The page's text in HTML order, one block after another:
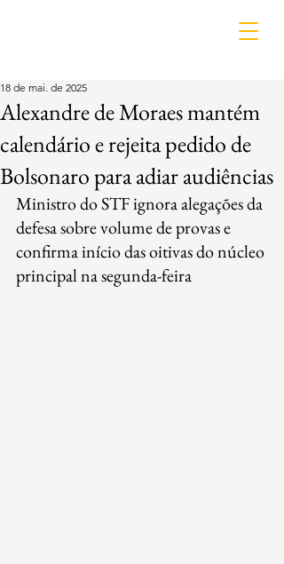
Alexandre de Moraes mantém
calendário e rejeita pedido de
Bolsonaro para adiar audiências
18 de mai. de 2025
Ministro do STF ignora alegações da
defesa sobre volume de provas e
confirma início das oitivas do núcleo
principal na segunda-feira